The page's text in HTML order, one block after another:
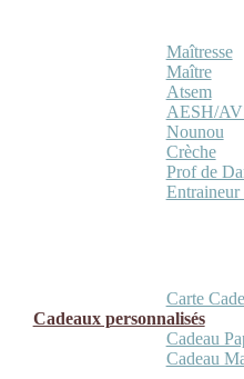
Maîtresse
Maître
Atsem
AESH/
Nounou
Crèche
Prof de
Entraineur
Carte
Cadeaux personnalisés
Cadeau
Cadeau